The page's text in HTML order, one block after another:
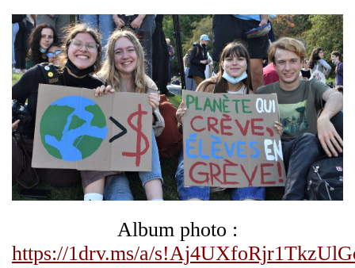
Album photo :
https://1drv.ms/a/